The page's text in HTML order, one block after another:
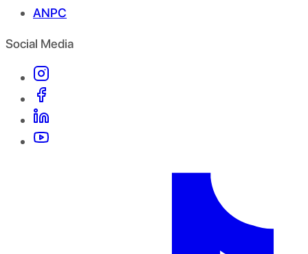
ANPC
Social Media